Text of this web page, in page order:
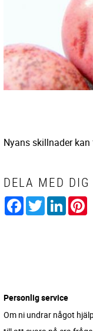
Nyans skillnader
DELA MED DIG
Facebook
Twitter
Personlig service
Om ni undrar något